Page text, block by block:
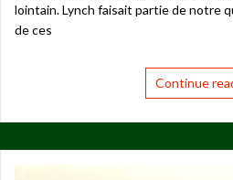
lointain. Lynch faisait partie de notre
de ces
Continue